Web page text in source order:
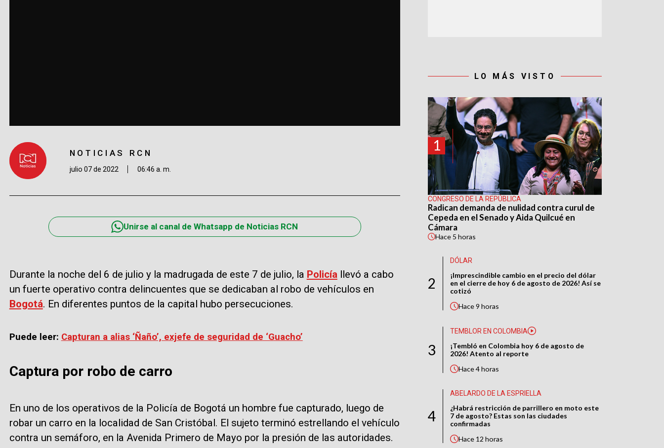
NOTICIAS RCN
julio 07 de 2022 06:46 a. m.
Unirse al canal de Whatsapp de Noticias RCN
Durante la noche del 6 de julio y la madrugada de este 7 de julio, la Policíallevó a cabo
un fuerte operativo contra delincuentes que se dedicaban al robo de vehículos en
Bogotá. En diferentes puntos de la capital hubo persecuciones.
Puede leer: Capturan a alias ‘Ñaño’, exjefe de seguridad de ‘Guacho’
Captura por robo de carro
En uno de los operativos de la Policía de Bogotá un hombre fue capturado, luego de
robar un carro en la localidad de San Cristóbal. El sujeto terminó estrellando el vehículo
contra un semáforo, en la Avenida Primero de Mayo por la presión de las autoridades.
LO MÁS VISTO
1
CONGRESO DE LA REPÚBLICA
Radican demanda de nulidad contra curul de
Cepeda en el Senado y Aida Quilcué en
Cámara
Hace 5 horas
2
DÓLAR
¡Imprescindible cambio en el precio del dólar
en el cierre de hoy 6 de agosto de 2026! Así se
cotizó
Hace9 horas
3
TEMBLOR EN COLOMBIA
¡Tembló en Colombia hoy 6 de agosto de
2026! Atento al reporte
Hace4 horas
4
ABELARDO DE LA ESPRIELLA
¿Habrá restricción de parrillero en moto este
7 de agosto? Estas son las ciudades
confirmadas
Hace 12 horas